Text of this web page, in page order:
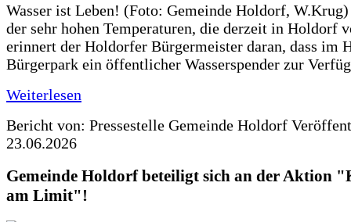
Wasser ist Leben! (Foto: Gemeinde Holdorf,
der sehr hohen Temperaturen, die derzeit in Holdorf
erinnert der Holdorfer Bürgermeister daran, dass im
Bürgerpark ein öffentlicher Wasserspender zur
Weiterlesen
Bericht von: Pressestelle Gemeinde Holdorf
23.06.2026
Gemeinde Holdorf beteiligt sich an der Aktion
am Limit"!